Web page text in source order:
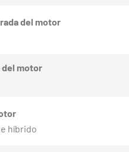
del motor
del motor
híbrido